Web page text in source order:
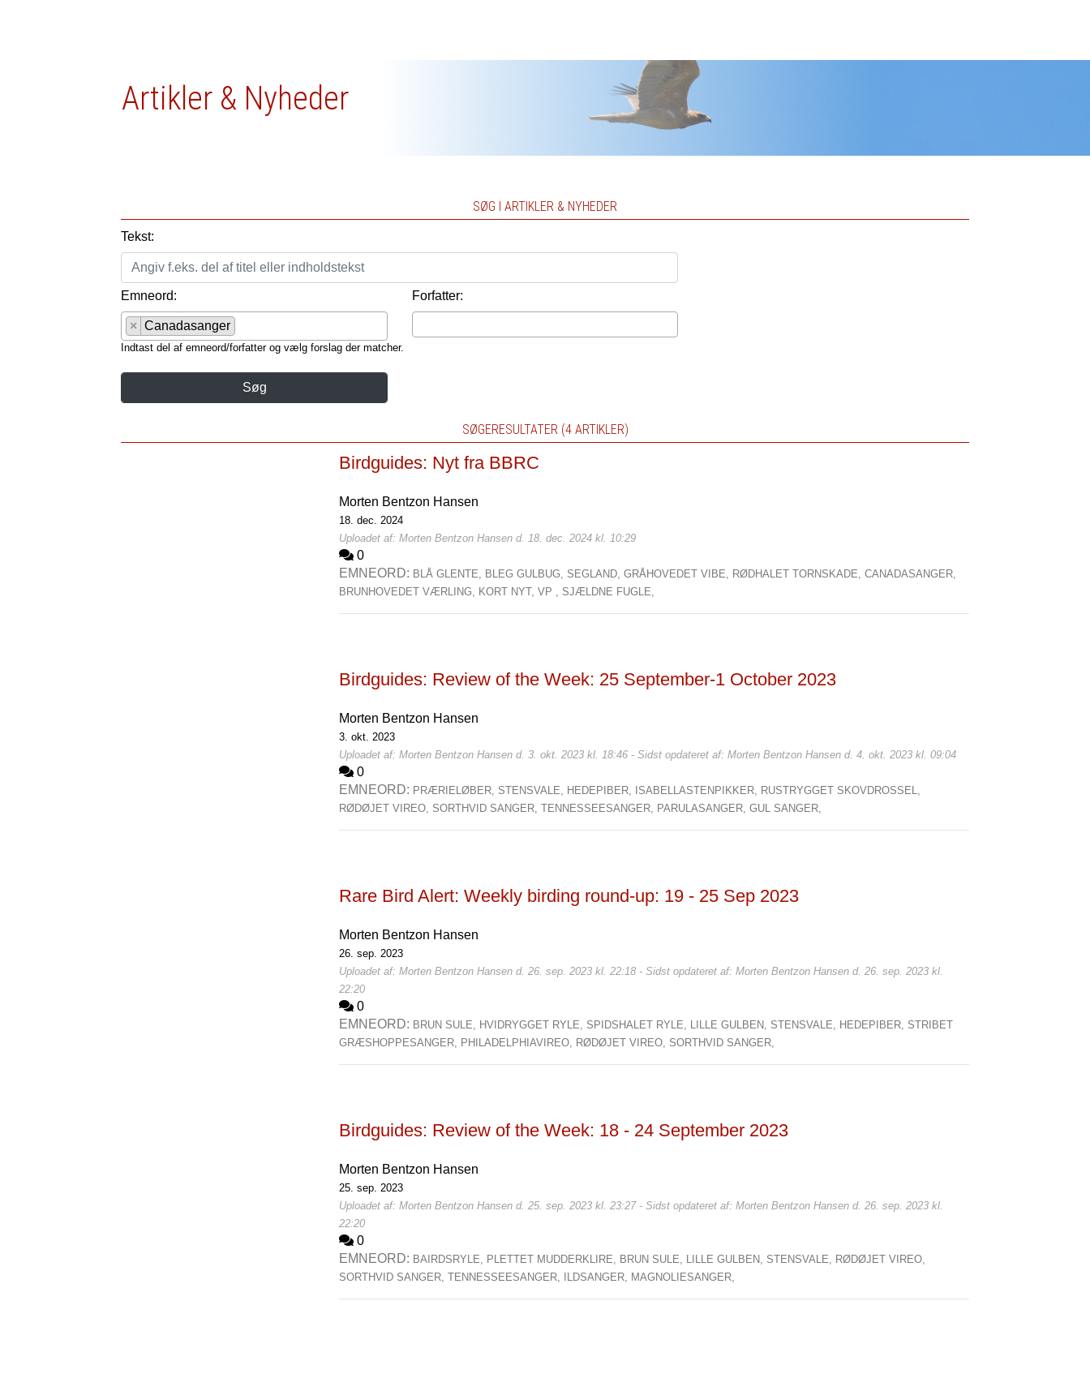
Artikler & Nyheder
SØG I ARTIKLER & NYHEDER
Tekst:
Emneord:
× Canadasanger
Forfatter:
Indtast del af emneord/forfatter og vælg forslag der matcher.
Søg
SØGERESULTATER (4 ARTIKLER)
Birdguides: Nyt fra BBRC
Morten Bentzon Hansen
18. dec. 2024
Uploadet af: Morten Bentzon Hansen d. 18. dec. 2024 kl. 10:29
0
EMNEORD: BLÅ GLENTE, BLEG GULBUG, SEGLAND,GRÅHOVEDET VIBE, RØDHALET TORNSKADE,CANADASANGER,
BRUNHOVEDET VÆRLING, KORT NYT,VP , SJÆLDNE FUGLE,
Birdguides: Review of the Week: 25 September-1 October 2023
Morten Bentzon Hansen
3. okt. 2023
Uploadet af: Morten Bentzon Hansen d. 3. okt. 2023 kl. 18:46 - Sidst opdateret af: Morten Bentzon Hansen d. 4. okt. 2023 kl. 09:04
0
EMNEORD: PRÆRIELØBER, STENSVALE, HEDEPIBER, ISABELLASTENPIKKER, RUSTRYGGET SKOVDROSSEL,
RØDØJET VIREO, SORTHVID SANGER,TENNESSEESANGER, PARULASANGER,GUL SANGER,
Rare Bird Alert: Weekly birding round-up: 19 - 25 Sep 2023
Morten Bentzon Hansen
26. sep. 2023
Uploadet af: Morten Bentzon Hansen d. 26. sep. 2023 kl. 22:18 - Sidst opdateret af: Morten Bentzon Hansen d. 26. sep. 2023 kl.
22:20
0
EMNEORD: BRUN SULE, HVIDRYGGET RYLE, SPIDSHALET RYLE, LILLE GULBEN, STENSVALE, HEDEPIBER, STRIBET
GRÆSHOPPESANGER, PHILADELPHIAVIREO, RØDØJET VIREO, SORTHVID SANGER,
Birdguides: Review of the Week: 18 - 24 September 2023
Morten Bentzon Hansen
25. sep. 2023
Uploadet af: Morten Bentzon Hansen d. 25. sep. 2023 kl. 23:27 - Sidst opdateret af: Morten Bentzon Hansen d. 26. sep. 2023 kl.
22:20
0
EMNEORD: BAIRDSRYLE, PLETTET MUDDERKLIRE, BRUN SULE, LILLE GULBEN, STENSVALE, RØDØJET VIREO,
SORTHVID SANGER,TENNESSEESANGER, ILDSANGER, MAGNOLIESANGER,